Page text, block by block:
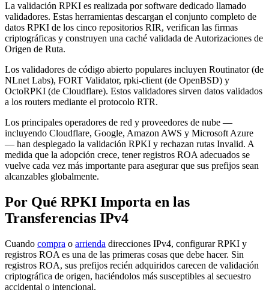
La validación RPKI es realizada por software dedicado llamado
validadores. Estas herramientas descargan el conjunto completo de
datos RPKI de los cinco repositorios RIR, verifican las firmas
criptográficas y construyen una caché validada de Autorizaciones de
Origen de Ruta.
Los validadores de código abierto populares incluyen Routinator (de
NLnet Labs), FORT Validator, rpki-client (de OpenBSD) y
OctoRPKI (de Cloudflare). Estos validadores sirven datos validados
a los routers mediante el protocolo RTR.
Los principales operadores de red y proveedores de nube —
incluyendo Cloudflare, Google, Amazon AWS y Microsoft Azure
— han desplegado la validación RPKI y rechazan rutas Invalid. A
medida que la adopción crece, tener registros ROA adecuados se
vuelve cada vez más importante para asegurar que sus prefijos sean
alcanzables globalmente.
Por Qué RPKI Importa en las
Transferencias IPv4
Cuando compra o arrienda direcciones IPv4, configurar RPKI y
registros ROA es una de las primeras cosas que debe hacer. Sin
registros ROA, sus prefijos recién adquiridos carecen de validación
criptográfica de origen, haciéndolos más susceptibles al secuestro
accidental o intencional.